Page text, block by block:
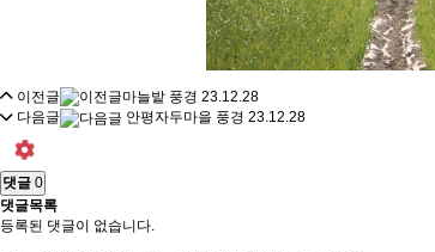
이전글 마늘밭 풍경 23.12.28
다음글
안평자두마을 풍경 23.12.28
댓글 0
댓글목록
등록된 댓글이 없습니다.